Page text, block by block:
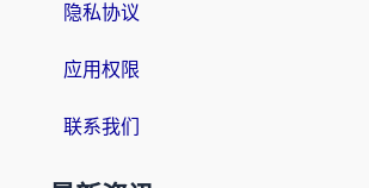
隐私协议
应用权限
联系我们